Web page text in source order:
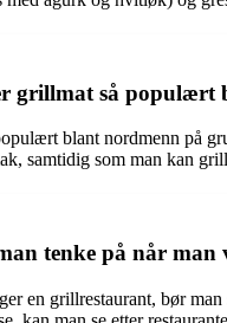
grillmat så populært
blant nordmenn på
samtidig som man kan
tenke på når man
en grillrestaurant, bør